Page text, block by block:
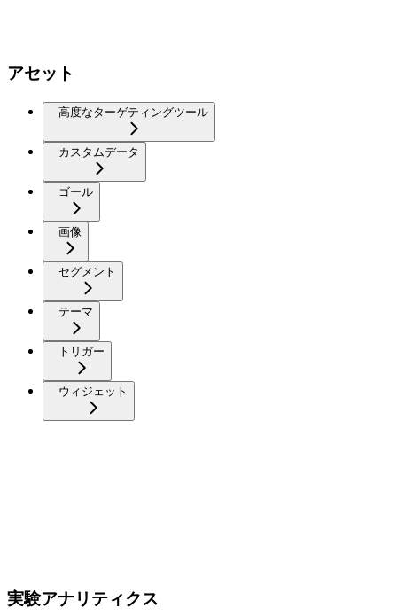
アセット
高度なターゲティングツール
カスタムデータ
ゴール
画像
セグメント
テーマ
トリガー
ウィジェット
実験アナリティクス